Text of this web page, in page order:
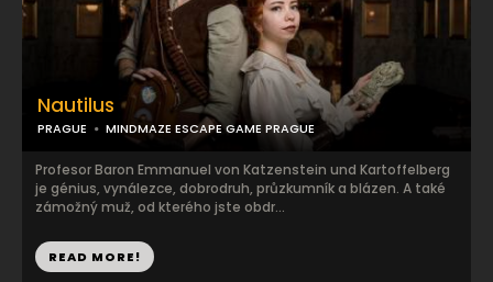
Nautilus
PRAGUE MINDMAZE ESCAPE GAME PRAGUE
Profesor Baron Emmanuel von Katzenstein und Kartoffelberg
je génius, vynálezce, dobrodruh, průzkumník a blázen. A také
zámožný muž, od kterého jste obdr...
READ MORE!